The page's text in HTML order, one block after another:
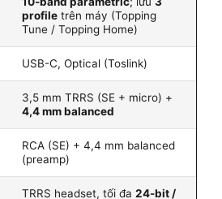
profile trên máy (Topping
Tune / Topping Home)
USB-C, Optical (Toslink)
3,5 mm TRRS (SE + micro) +
4,4 mm balanced
RCA (SE) + 4,4 mm balanced
(preamp)
TRRS headset, tối đa 24-bit /